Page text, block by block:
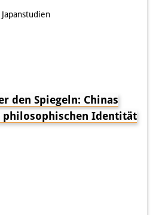
den Spiegeln: Chinas
philoso­phischen Identität